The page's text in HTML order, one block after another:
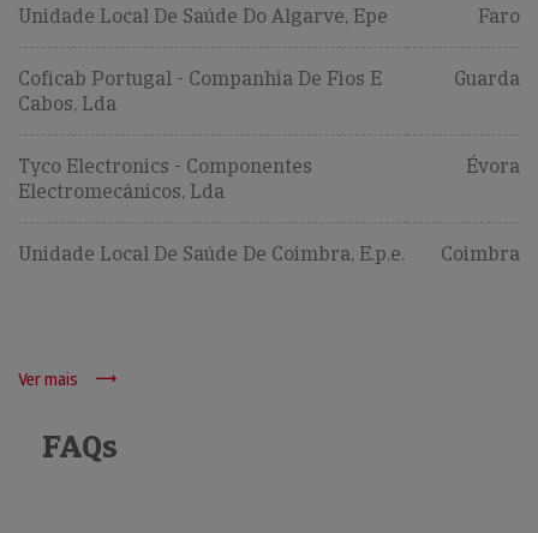
Unidade Local De Saúde Do Algarve, Epe Faro
Coficab Portugal - Companhia De Fios E
Cabos, Lda
Guarda
Tyco Electronics - Componentes
Electromecânicos, Lda
Évora
Unidade Local De Saúde De Coimbra, E.p.e. Coimbra
Ver mais
FAQs